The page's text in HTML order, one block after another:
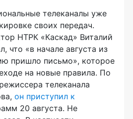
телеканалы уже
своих передач.
НТРК «Каскад» Виталий
что «в начале августа из
пришло письмо», которое
на новые правила. По
телеканала
он приступил к
20 августа. Не